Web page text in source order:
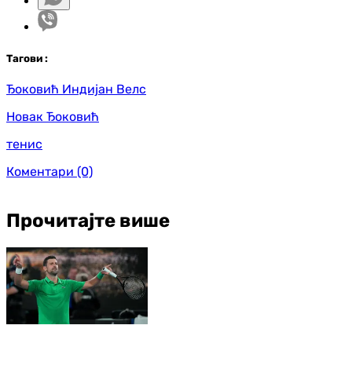
Тагови :
Ђоковић Индијан Велс
Новак Ђоковић
тенис
Коментари (0)
Прочитајте више